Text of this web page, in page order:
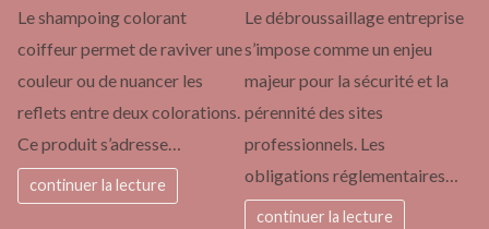
Le shampoing colorant
coiffeur permet de raviver une
couleur ou de nuancer les
reflets entre deux colorations.
Ce produit s’adresse…
continuer la lecture
Le débroussaillage entreprise
s’impose comme un enjeu
majeur pour la sécurité et la
pérennité des sites
professionnels. Les
obligations réglementaires…
continuer la lecture